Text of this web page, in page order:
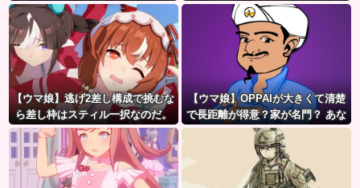
い場所だな」
念ｗｗｗ
【ウマ娘】逃げ2差し構成で挑むな
ら差し枠はスティル一択なのだ。
【ウマ娘】OPPAIが大きくて清楚
で長距離が得意？家が名門？ あな
たが思い浮かべたウマ娘は…ズバ
リ！